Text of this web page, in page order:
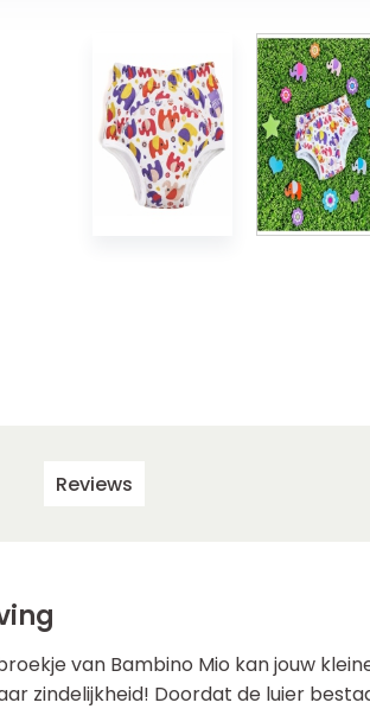
Reviews
van Bambino Mio kan jouw
zindelijkheid! Doordat de luier